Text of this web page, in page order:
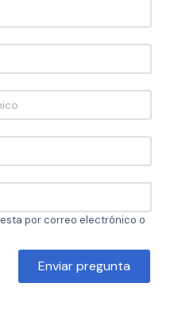
por correo electrónico o
Enviar pregunta